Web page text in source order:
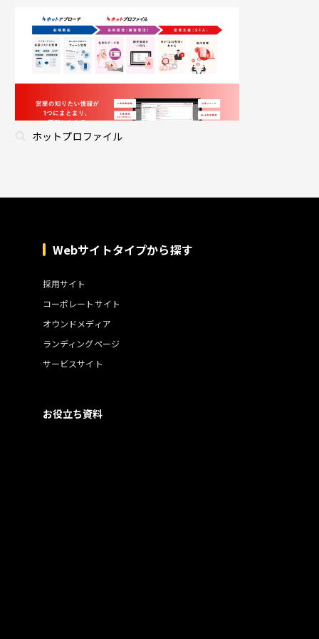
ホットプロファイル
Webサイトタイプから探す
採用サイト
コーポレートサイト
オウンドメディア
ランディングページ
サービスサイト
お役立ち資料